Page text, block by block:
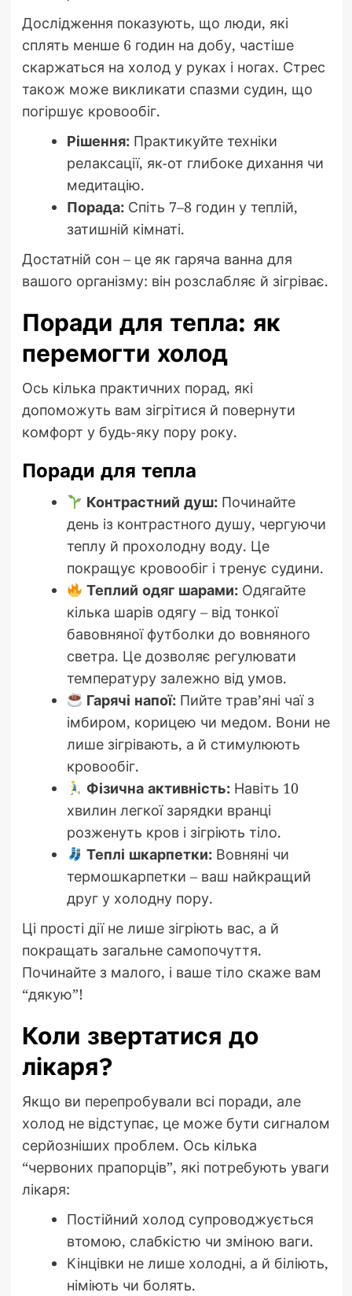
Дослідження показують, що люди, які
сплять менше 6 годин на добу, частіше
скаржаться на холод у руках і ногах. Стрес
також може викликати спазми судин, що
погіршує кровообіг.
Рішення:Практикуйте техніки
релаксації, як-от глибоке дихання чи
медитацію.
Порада:Спіть 7–8 годин у теплій,
затишній кімнаті.
Достатній сон – це як гаряча ванна для
вашого організму: він розслабляє й зігріває.
Поради для тепла: як
перемогти холод
Ось кілька практичних порад, які
допоможуть вам зігрітися й повернути
комфорт у будь-яку пору року.
Поради для тепла
Контрастний душ: Починайте
день із контрастного душу, чергуючи
теплу й прохолодну воду. Це
покращує кровообіг і тренує судини.
Теплий одяг шарами: Одягайте
кілька шарів одягу – від тонкої
бавовняної футболки до вовняного
светра. Це дозволяє регулювати
температуру залежно від умов.
Гарячі напої: Пийте трав’яні чаї з
імбиром, корицею чи медом. Вони не
лише зігрівають, а й стимулюють
кровообіг.
Фізична активність: Навіть 10
хвилин легкої зарядки вранці
розженуть кров і зігріють тіло.
Теплі шкарпетки: Вовняні чи
термошкарпетки – ваш найкращий
друг у холодну пору.
Ці прості дії не лише зігріють вас, а й
покращать загальне самопочуття.
Починайте з малого, і ваше тіло скаже вам
“дякую”!
Коли звертатися до
лікаря?
Якщо ви перепробували всі поради, але
холод не відступає, це може бути сигналом
серйозніших проблем. Ось кілька
“червоних прапорців”, які потребують уваги
лікаря:
Постійний холод супроводжується
втомою, слабкістю чи зміною ваги.
Кінцівки не лише холодні, а й біліють,
німіють чи болять.